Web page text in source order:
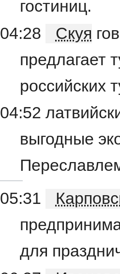
гостиниц.
04:28
Скуя
предлагает
российских
04:52
выгодные
05:31
для